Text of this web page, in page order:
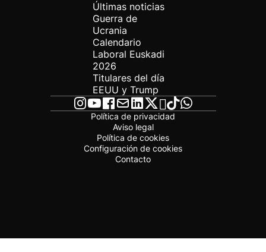
Últimas noticias
Guerra de
Ucrania
Calendario
Laboral Euskadi
2026
Titulares del día
EEUU y Trump
Política de privacidad
Aviso legal
Política de cookies
Configuración de cookies
Contacto